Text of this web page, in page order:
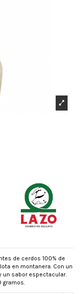
de cerdos 100% de
en montanera. Con un
un sabor espectacular.
gramos.